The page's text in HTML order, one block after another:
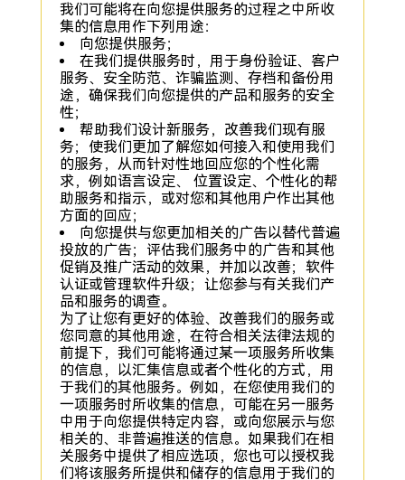
我们可能将在向您提供服务的过程之中所收
集的信息用作下列用途：
向您提供服务；
在我们提供服务时，用于身份验证、客户
服务、安全防范、诈骗监测、存档和备份用
途，确保我们向您提供的产品和服务的安全
性；
帮助我们设计新服务，改善我们现有服
务；使我们更加了解您如何接入和使用我们
的服务，从而针对性地回应您的个性化需
求，例如语言设定、 位置设定、个性化的帮
助服务和指示，或对您和其他用户作出其他
方面的回应；
向您提供与您更加相关的广告以替代普遍
投放的广告；评估我们服务中的广告和其他
促销及推广活动的效果，并加以改善；软件
认证或管理软件升级；让您参与有关我们产
品和服务的调查。
为了让您有更好的体验、改善我们的服务或
您同意的其他用途，在符合相关法律法规的
前提下，我们可能将通过某一项服务所收集
的信息，以汇集信息或者个性化的方式，用
于我们的其他服务。例如，在您使用我们的
一项服务时所收集的信息，可能在另一服务
中用于向您提供特定内容，或向您展示与您
相关的、非普遍推送的信息。如果我们在相
关服务中提供了相应选项，您也可以授权我
们将该服务所提供和储存的信息用于我们的